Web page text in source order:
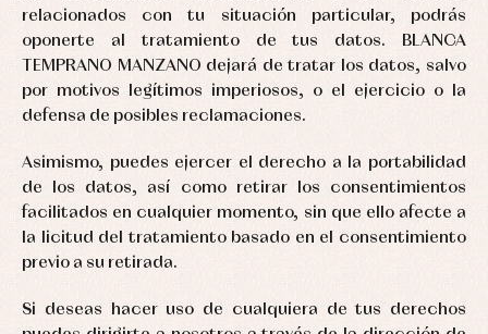
relacionados con tu situación particular, podrás
oponerte al tratamiento de tus datos. BLANCA
TEMPRANO MANZANO dejará de tratar los datos, salvo
por motivos legítimos imperiosos, o el ejercicio o la
defensa de posibles reclamaciones.
Asimismo, puedes ejercer el derecho a la portabilidad
de los datos, así como retirar los consentimientos
facilitados en cualquier momento, sin que ello afecte a
la licitud del tratamiento basado en el consentimiento
previo a su retirada.
Si deseas hacer uso de cualquiera de tus derechos